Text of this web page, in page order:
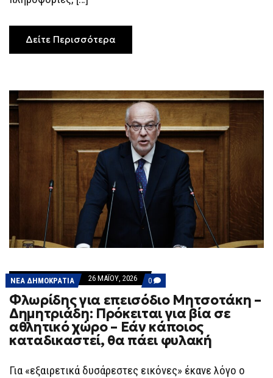
Δείτε Περισσότερα
ΝΕΑ ΔΗΜΟΚΡΑΤΙΑ 26 ΜΑΪ́ΟΥ, 2026 0 COMMENTS
ON
ΦΛΩΡΊΔΗΣ
ΓΙΑ
ΕΠΕΙΣΌΔΙΟ
ΜΗΤΣΟΤΆΚΗ
–
ΔΗΜΗΤΡΙΆΔΗ:
ΒΊΑ
Φλωρίδης για επεισόδιο Μητσοτάκη –
Δημητριάδη: Πρόκειται για βία σε
αθλητικό χώρο – Εάν κάποιος
καταδικαστεί, θα πάει φυλακή
Για «εξαιρετικά δυσάρεστες εικόνες» έκανε λόγο ο